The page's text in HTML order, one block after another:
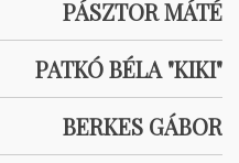
PÁSZTOR MÁTÉ
PATKÓ BÉLA "KIKI"
BERKES GÁBOR